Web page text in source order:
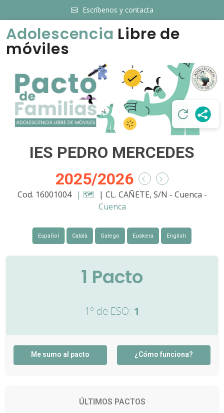
Escríbenos y contacta
Adolescencia Libre de
móviles
IES PEDRO MERCEDES
2025/2026
Cod. 16001004 | 🗺️ | CL. CAÑETE, S/N - Cuenca -
Cuenca
Español Català Galego Euskera English
1 Pacto
1º de ESO: 1
Me sumo al pacto ¿Cómo funciona?
ÚLTIMOS PACTOS